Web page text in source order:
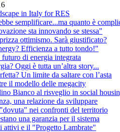
in Italy for RES
semplificare...ma quanto è
sta innovando se stessa"
ottimismo. Sarà giustificato?
Efficienza a tutto tondo!"
di energia integrata
Oggi è tutta un’altra story...
Un limite da saltare con l’asta
il modello delle megacity
Bianco al risveglio in social
una relazione da sviluppare
nei confronti del territorio
una garanzia per il sistema
attivi e il "Progetto Lambrate"